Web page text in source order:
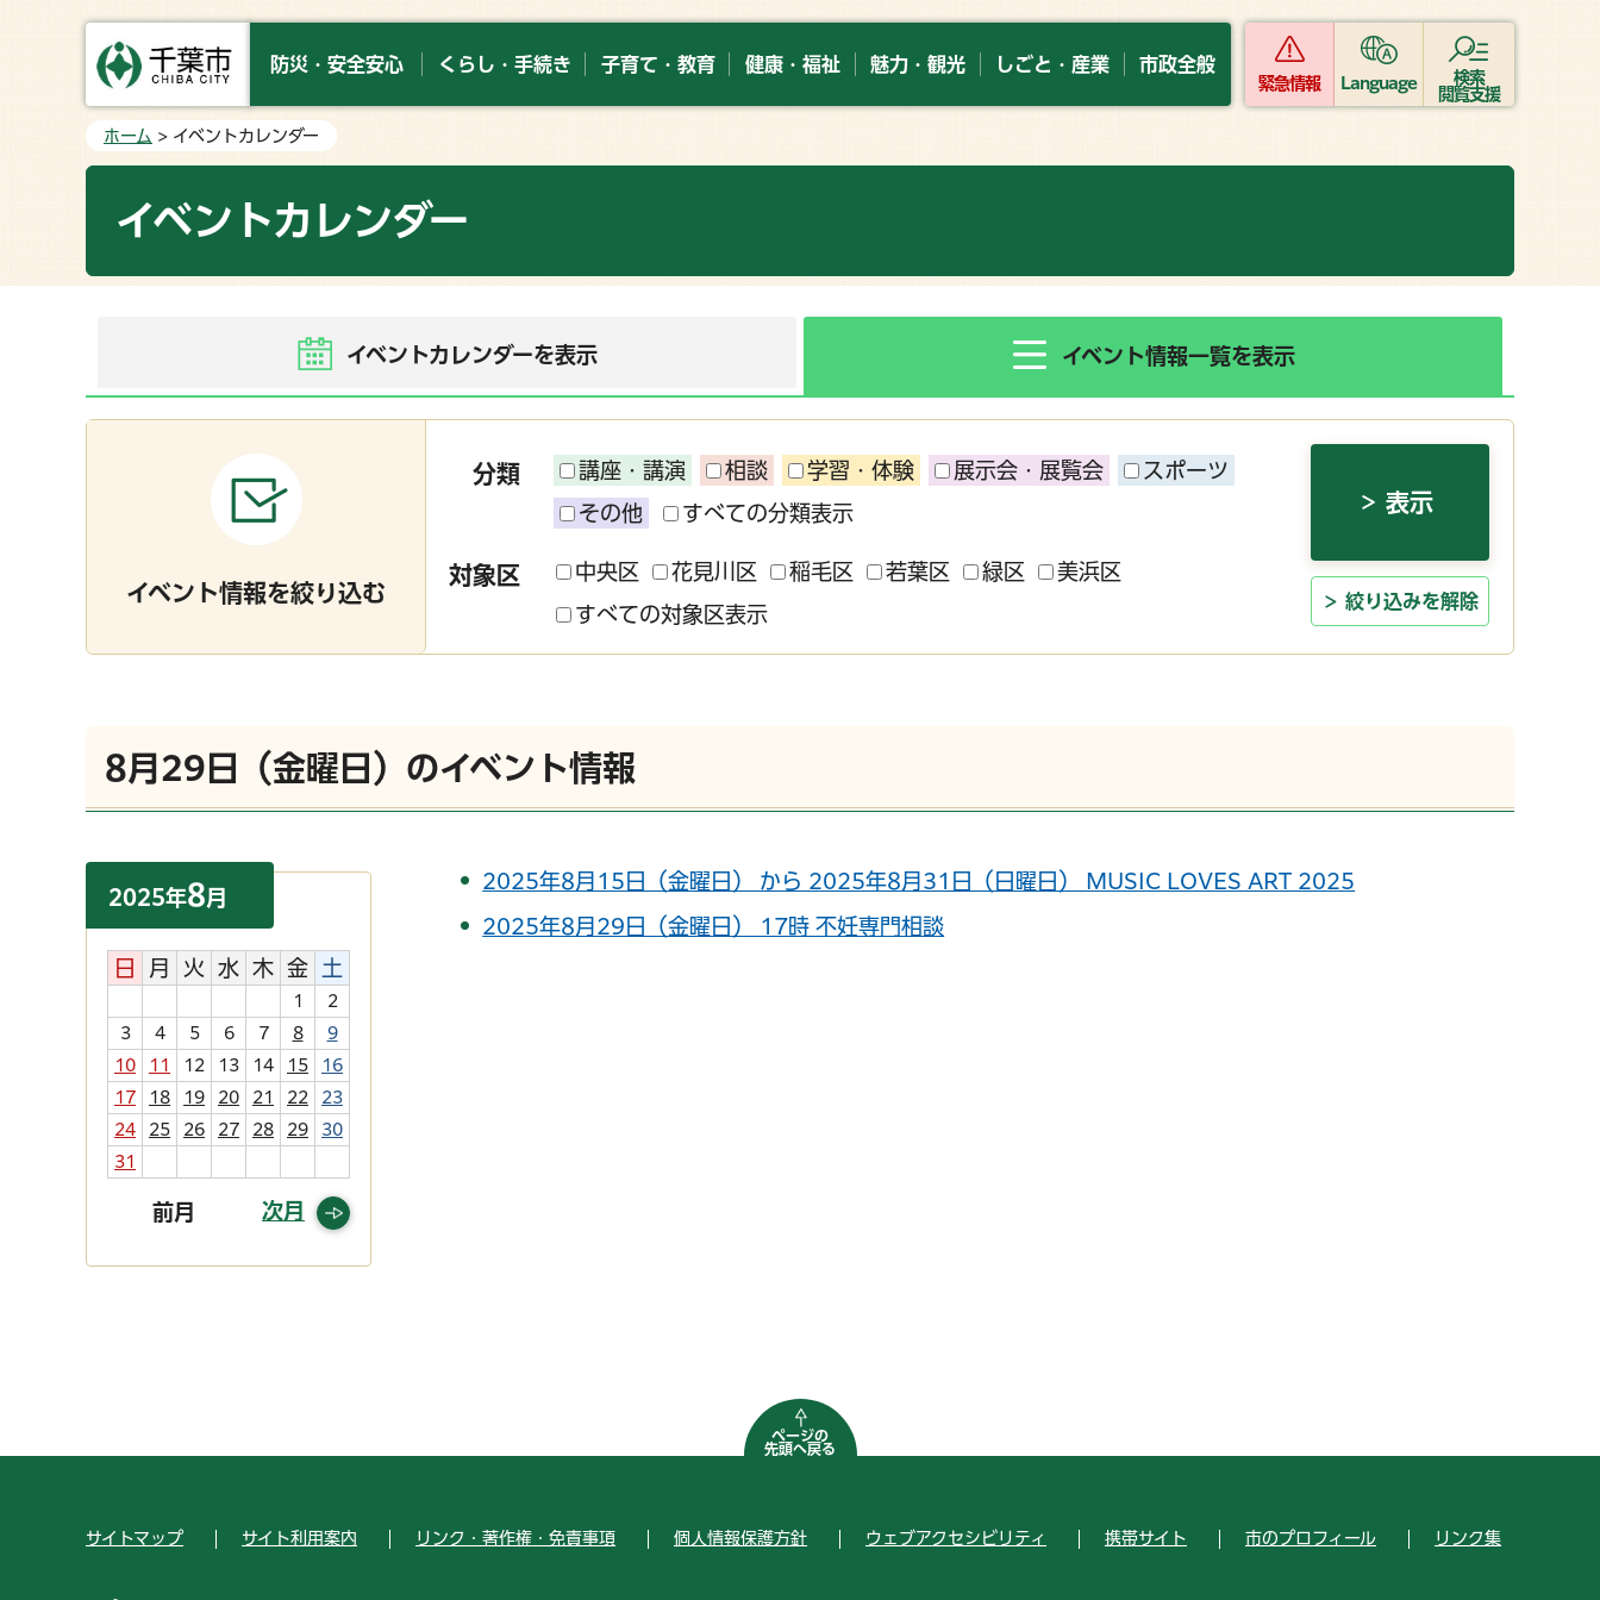
防災・安全安心 くらし・手続き 子育て・教育 健康・福祉 魅力・観光 しごと・産業 市政全般
緊急情報 Language
検索
閲覧支援
ホーム > イベントカレンダー
イベントカレンダー
イベントカレンダーを表示 イベント情報一覧を表示
イベント情報を絞り込む
分類 講座・講演 相談 学習・体験 展示会・展覧会
スポーツ
その他
すべての分類表示
対象区 中央区 花見川区 稲毛区 若葉区 緑区
美浜区
すべての対象区表示
絞り込みを解除
8月29日（金曜日）のイベント情報
2025年8月
日 月 火 水 木 金 土
1
2
3
4 5 6 7 8
9
10
11 12 13 14 15
16
17
18 19 20 21 22
23
24
25 26 27 28 29
30
31
前月 次月
2025年8月15日（金曜日） から 2025年8月31日（日曜日） MUSIC LOVES ART 2025
2025年8月29日（金曜日） 17時 不妊専門相談
ページの
先頭へ戻る
サイトマップ サイト利用案内 リンク・著作権・免責事項 個人情報保護方針 ウェブアクセシビリティ 携帯サイト 市のプロフィール リンク集